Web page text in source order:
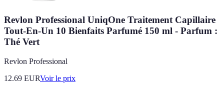
Revlon Professional UniqOne Traitement Capillaire
Tout-En-Un 10 Bienfaits Parfumé 150 ml - Parfum :
Thé Vert
Revlon Professional
12.69 EURVoir le prix